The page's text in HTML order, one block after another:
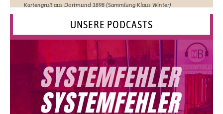
Kartengruß aus Dortmund 1898 (Sammlung Klaus Winter)
UNSERE PODCASTS